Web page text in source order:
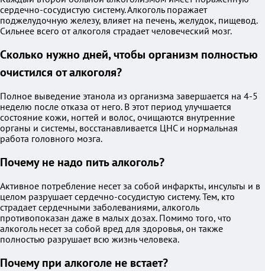
сердечно-сосудистую систему. Алкоголь поражает
поджелудочную железу, влияет на печень, желудок, пищевод.
Сильнее всего от алкоголя страдает человеческий мозг.
Сколько нужно дней, чтобы организм полностью
очистился от алкоголя?
Полное выведение этанола из организма завершается на 4-5
неделю после отказа от него. В этот период улучшается
состояние кожи, ногтей и волос, очищаются внутренние
органы и системы, восстанавливается ЦНС и нормальная
работа головного мозга.
Почему не надо пить алкоголь?
Активное потребление несет за собой инфаркты, инсульты и в
целом разрушает сердечно-сосудистую систему. Тем, кто
страдает сердечными заболеваниями, алкоголь
противопоказан даже в малых дозах. Помимо того, что
алкоголь несет за собой вред для здоровья, он также
полностью разрушает всю жизнь человека.
Почему при алкоголе не встает?